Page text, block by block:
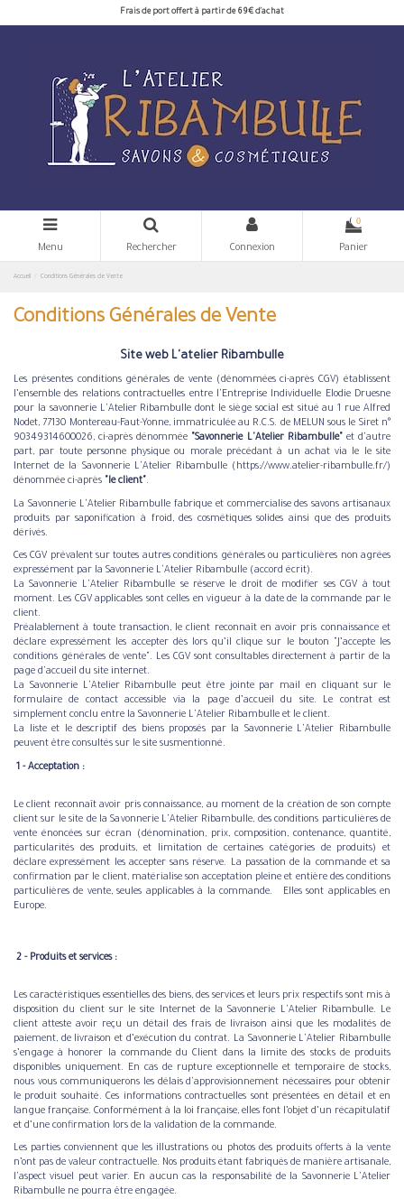
Frais de port offert à partir de 69€ d'achat
Menu Rechercher Connexion
0
Panier
Accueil Conditions Générales de Vente
Conditions Générales de Vente
Site web L'atelier Ribambulle
Les présentes conditions générales de vente (dénommées ci-après CGV) établissent
l’ensemble des relations contractuelles entre l'Entreprise Individuelle Elodie Druesne
pour la savonnerie L'Atelier Ribambulle dont le siège social est situé au 1 rue Alfred
Nodet, 77130 Montereau-Faut-Yonne, immatriculée au R.C.S. de MELUN sous le Siret n°
90349314600026, ci-après dénommée "Savonnerie L'Atelier Ribambulle" et d'autre
part, par toute personne physique ou morale précédant à un achat via le le site
Internet de la Savonnerie L'Atelier Ribambulle (https://www.atelier-ribambulle.fr/)
dénommée ci-après "le client" .
La Savonnerie L'Atelier Ribambulle fabrique et commercialise des savons artisanaux
produits par saponification à froid, des cosmétiques solides ainsi que des produits
dérivés.
Ces CGV prévalent sur toutes autres conditions générales ou particulières non agrées
expressément par la Savonnerie L'Atelier Ribambulle (accord écrit).
La Savonnerie L'Atelier Ribambulle se réserve le droit de modifier ses CGV à tout
moment. Les CGV applicables sont celles en vigueur à la date de la commande par le
client.
Préalablement à toute transaction, le client reconnaît en avoir pris connaissance et
déclare expressément les accepter dès lors qu’il clique sur le bouton "J’accepte les
conditions générales de vente". Les CGV sont consultables directement à partir de la
page d'accueil du site internet.
La Savonnerie L'Atelier Ribambulle peut être jointe par mail en cliquant sur le
formulaire de contact accessible via la page d’accueil du site. Le contrat est
simplement conclu entre la Savonnerie L'Atelier Ribambulle et le client.
La liste et le descriptif des biens proposés par la Savonnerie L'Atelier Ribambulle
peuvent être consultés sur le site susmentionné.
​ 1 - Acceptation :
​Le client reconnaît avoir pris connaissance, au moment de la création de son compte
client sur le site de la Savonnerie L'Atelier Ribambulle, des conditions particulières de
vente énoncées sur écran (dénomination, prix, composition, contenance, quantité,
particularités des produits, et limitation de certaines catégories de produits) et
déclare expressément les accepter sans réserve. La passation de la commande et sa
confirmation par le client, matérialise son acceptation pleine et entière des conditions
particulières de vente, seules applicables à la commande. Elles sont applicables en
Europe.
​ ​2 - Produits et services :​
Les caractéristiques essentielles des biens, des services et leurs prix respectifs sont mis à
disposition du client sur le site Internet de la Savonnerie L'Atelier Ribambulle. Le
client atteste avoir reçu un détail des frais de livraison ainsi que les modalités de
paiement, de livraison et d’exécution du contrat. La Savonnerie L'Atelier Ribambulle
s’engage à honorer la commande du Client dans la limite des stocks de produits
disponibles uniquement. En cas de rupture exceptionnelle et temporaire de stocks,
nous vous communiquerons les délais d'approvisionnement nécessaires pour obtenir
le produit souhaité. Ces informations contractuelles sont présentées en détail et en
langue française. Conformément à la loi française, elles font l’objet d’un récapitulatif
et d’une confirmation lors de la validation de la commande.
Les parties conviennent que les illustrations ou photos des produits offerts à la vente
n’ont pas de valeur contractuelle. Nos produits étant fabriqués de manière artisanale,
l'aspect visuel peut varier. En aucun cas la responsabilité de la Savonnerie L'Atelier
Ribambulle ne pourra être engagée.